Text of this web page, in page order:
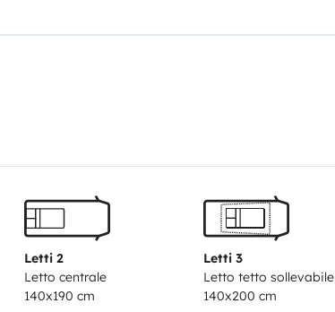
Ou plus longtemps encore,
véhicule confortable, avec tout
Kit vaisselle et ménage.
de sport, gourmand ou juste
vos envies, vos passions,
souhaits. Nous vous
Parking sécurisé
Letti 2
Letto centrale
140x190 cm
Letti 3
Letto tetto sollevabile
140x200 cm